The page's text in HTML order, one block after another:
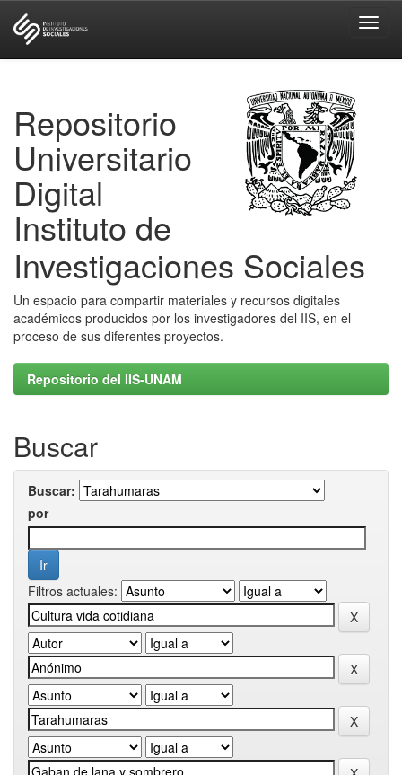
Repositorio
Universitario
Digital
Instituto de
Investigaciones Sociales
Un espacio para compartir materiales y recursos digitales
académicos producidos por los investigadores del IIS, en el
proceso de sus diferentes proyectos.
Repositorio del IIS-UNAM
Buscar
Buscar:
por
Filtros actuales: